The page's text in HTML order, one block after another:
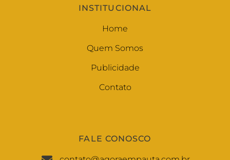
INSTITUCIONAL
Home
Quem Somos
Publicidade
Contato
FALE CONOSCO